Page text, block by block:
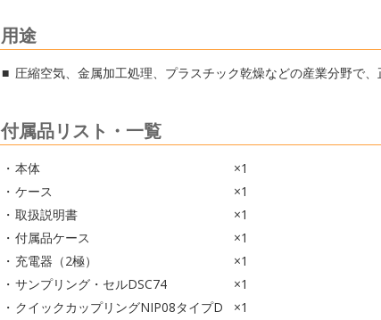
用途
圧縮空気、金属加工処理、プラスチック乾燥などの産業分野で
付属品リスト・一覧
本体
×1
ケース
×1
取扱説明書
×1
付属品ケース
×1
充電器（2極）
×1
サンプリング・セルDSC74
×1
クイックカップリングNIP08タイプD
×1